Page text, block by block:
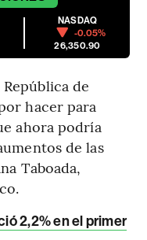
NASDAQ
-0.05%
26,350.90
de
hacer para
ahora podría
de las
Taboada,
2,2% en el primer